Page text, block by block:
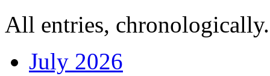
All entries,
July 2026